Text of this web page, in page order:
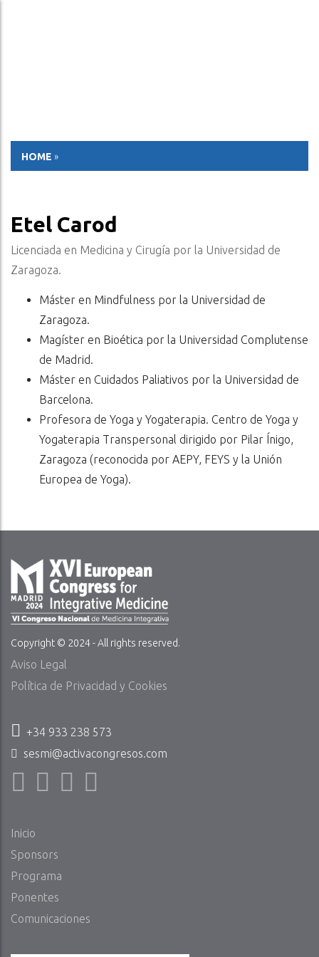
HOME »
Etel Carod
Licenciada en Medicina y Cirugía por la Universidad de
Zaragoza.
Máster en Mindfulness por la Universidad de
Zaragoza.
Magíster en Bioética por la Universidad Complutense
de Madrid.
Máster en Cuidados Paliativos por la Universidad de
Barcelona.
Profesora de Yoga y Yogaterapia. Centro de Yoga y
Yogaterapia Transpersonal dirigido por Pilar Ínigo,
Zaragoza (reconocida por AEPY, FEYS y la Unión
Europea de Yoga).
Copyright © 2024 - All rights reserved.
Aviso Legal
Política de Privacidad y Cookies
+34 933 238 573
sesmi@activacongresos.com
Inicio
Sponsors
Programa
Ponentes
Comunicaciones